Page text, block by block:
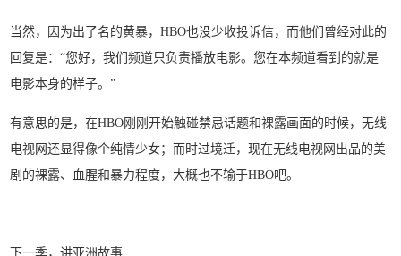
当然，因为出了名的黄暴，HBO也没少收投诉信，而他们曾经对此的
回复是：“您好，我们频道只负责播放电影。您在本频道看到的就是
电影本身的样子。”
有意思的是，在HBO刚刚开始触碰禁忌话题和裸露画面的时候，无线
电视网还显得像个纯情少女；而时过境迁，现在无线电视网出品的美
剧的裸露、血腥和暴力程度，大概也不输于HBO吧。
下一季，讲亚洲故事